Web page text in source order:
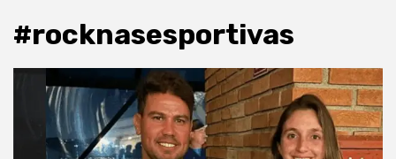
#rocknasesportivas